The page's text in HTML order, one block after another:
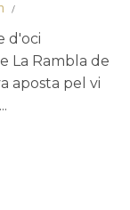
d'oci
La Rambla de
aposta pel vi